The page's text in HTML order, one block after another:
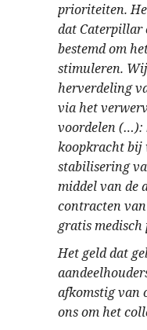
prioriteiten.
dat Caterpillar
bestemd om
stimuleren.
herverdeling
via het
voordelen (…):
koopkracht bij
stabilisering
middel van de
contracten van
gratis medisch
Het geld dat
afkomstig van
ons om het